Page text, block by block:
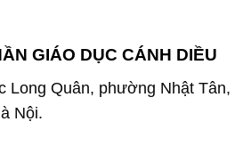
GIÁO DỤC CÁNH DIỀU
Long Quân, phường Nhật Tân,
Nội.